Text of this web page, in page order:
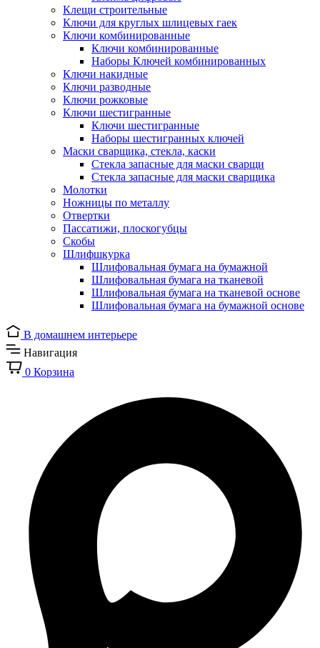
Клещи строительные
Ключи для круглых шлицевых гаек
Ключи комбинированные
Ключи комбинированные
Наборы Ключей комбинированных
Ключи накидные
Ключи разводные
Ключи рожковые
Ключи шестигранные
Ключи шестигранные
Наборы шестигранных ключей
Маски сварщика, стекла, каски
Стекла запасные для маски сварщи
Стекла запасные для маски сварщика
Молотки
Ножницы по металлу
Отвертки
Пассатижи, плоскогубцы
Скобы
Шлифшкурка
Шлифовальная бумага на бумажной
Шлифовальная бумага на тканевой
Шлифовальная бумага на тканевой основе
Шлифовальная бумага на бумажной основе
В домашнем интерьере
Навигация
0 Корзина